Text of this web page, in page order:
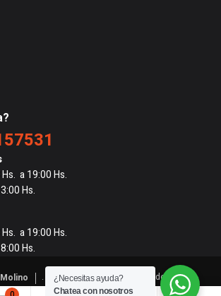
a 19:00 Hs.
Hs.
a 19:00 Hs.
Hs.
. Todos los derechos reservados. |
¿Necesitas ayuda?
Chatea con nosotros